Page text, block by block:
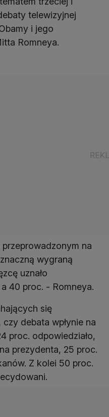
telewizyjnej
i jego
Romneya.
na
wygraną
uznało
40 proc. - Romneya.
się
debata wpłynie na
proc. odpowiedziało,
prezydenta, 25 proc.
Z kolei 50 proc.